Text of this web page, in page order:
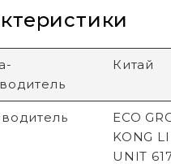
Китай
ECO
KONG
UNIT